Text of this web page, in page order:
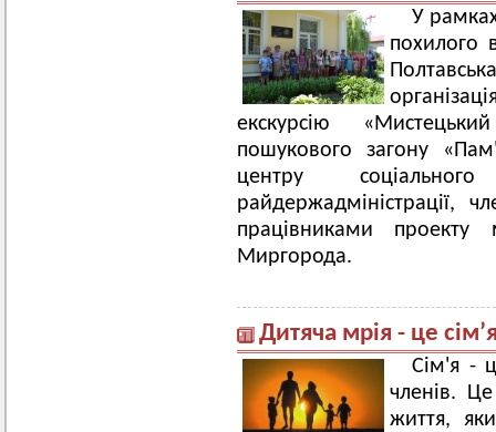
У
похилого
екскурсію
пошукового загону
центру
райдержадміністрації,
працівниками проекту
Миргорода.
Дитяча мрія - це
Сім'я -
членів.
життя,